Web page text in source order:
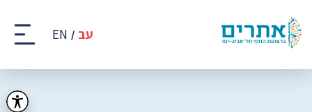
קבוצת
אתרים
-
עב EN